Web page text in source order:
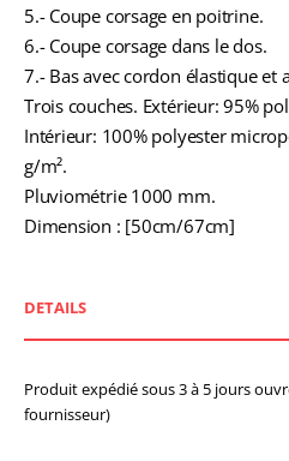
5.- Coupe corsage en poitrine.
6.- Coupe corsage dans le dos.
7.- Bas avec cordon élastique et
Trois couches. Extérieur: 95%
Intérieur: 100% polyester
g/m².
Pluviométrie 1000 mm.
Dimension : [50cm/67cm]
DETAILS
Produit expédié sous 3 à 5 jours
fournisseur)